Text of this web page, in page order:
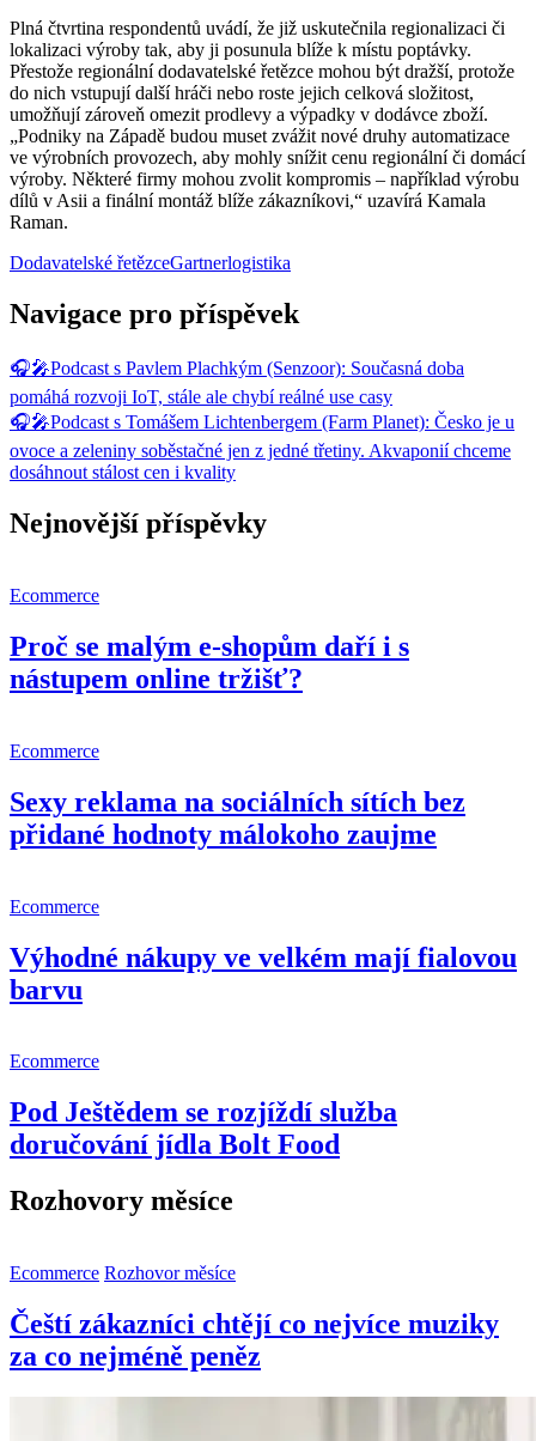
Plná čtvrtina respondentů uvádí, že již uskutečnila regionalizaci či
lokalizaci výroby tak, aby ji posunula blíže k místu poptávky.
Přestože regionální dodavatelské řetězce mohou být dražší, protože
do nich vstupují další hráči nebo roste jejich celková složitost,
umožňují zároveň omezit prodlevy a výpadky v dodávce zboží.
„Podniky na Západě budou muset zvážit nové druhy automatizace
ve výrobních provozech, aby mohly snížit cenu regionální či domácí
výroby. Některé firmy mohou zvolit kompromis – například výrobu
dílů v Asii a finální montáž blíže zákazníkovi,“ uzavírá Kamala
Raman.
Dodavatelské řetězceGartnerlogistika
Navigace pro příspěvek
🎧🎤Podcast s Pavlem Plachkým (Senzoor): Současná doba
pomáhá rozvoji IoT, stále ale chybí reálné use casy
🎧🎤Podcast s Tomášem Lichtenbergem (Farm Planet): Česko je u
ovoce a zeleniny soběstačné jen z jedné třetiny. Akvaponií chceme
dosáhnout stálost cen i kvality
Nejnovější příspěvky
Ecommerce
Proč se malým e-shopům daří i s
nástupem online tržišť?
Ecommerce
Sexy reklama na sociálních sítích bez
přidané hodnoty málokoho zaujme
Ecommerce
Výhodné nákupy ve velkém mají fialovou
barvu
Ecommerce
Pod Ještědem se rozjíždí služba
doručování jídla Bolt Food
Rozhovory měsíce
Ecommerce Rozhovor měsíce
Čeští zákazníci chtějí co nejvíce muziky
za co nejméně peněz